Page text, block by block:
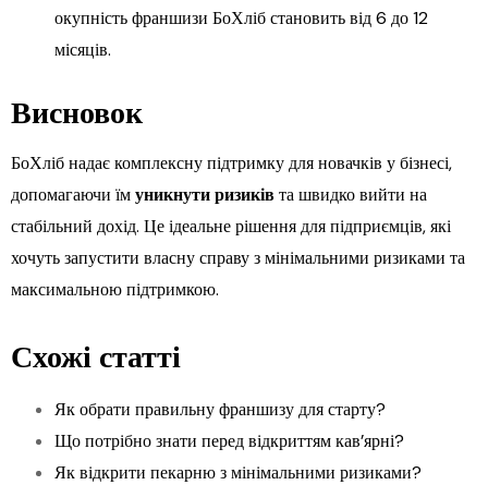
окупність франшизи БоХліб становить від 6 до 12
місяців.
Висновок
БоХліб надає комплексну підтримку для новачків у бізнесі,
допомагаючи їмуникнути ризиківта швидко вийти на
стабільний дохід. Це ідеальне рішення для підприємців, які
хочуть запустити власну справу з мінімальними ризиками та
максимальною підтримкою.
Схожі статті
Як обрати правильну франшизу для старту?
Що потрібно знати перед відкриттям кав’ярні?
Як відкрити пекарню з мінімальними ризиками?